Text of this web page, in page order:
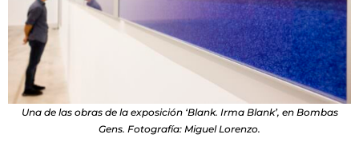
Una de las obras de la exposición ‘Blank. Irma Blank’, en Bombas
Gens. Fotografía: Miguel Lorenzo.